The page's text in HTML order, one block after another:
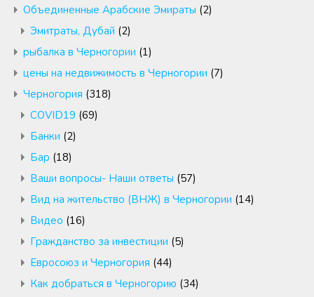
Объединенные Арабские Эмираты (2)
Эмитраты, Дубай (2)
рыбалка в Черногории (1)
цены на недвижимость в Черногории (7)
Черногория (318)
COVID19 (69)
Банки (2)
Бар (18)
Ваши вопросы- Наши ответы (57)
Вид на жительство (ВНЖ) в Черногории (14)
Видео (16)
Гражданство за инвестиции (5)
Евросоюз и Черногория (44)
Как добраться в Черногорию (34)